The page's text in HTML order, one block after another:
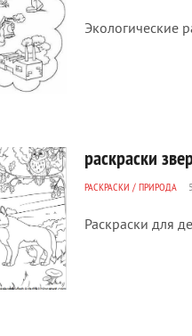
Экологические
раскраски
РАСКРАСКИ / ПРИРОДА
Раскраски для